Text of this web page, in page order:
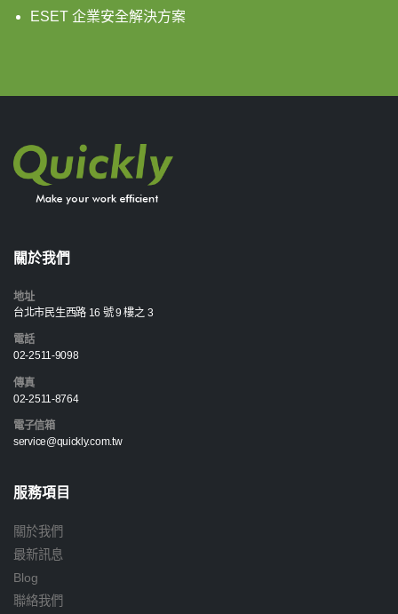
ESET 企業安全解決方案
關於我們
地址
台北市民生西路 16 號 9 樓之 3
電話
02-2511-9098
傳真
02-2511-8764
電子信箱
service@quickly.com.tw
服務項目
關於我們
最新訊息
Blog
聯絡我們